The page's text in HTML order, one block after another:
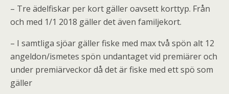
– Tre ädelfiskar per kort gäller oavsett korttyp. Från
och med 1/1 2018 gäller det även familjekort.
– I samtliga sjöar gäller fiske med max två spön alt 12
angeldon/ismetes spön undantaget vid premiärer och
under premiärveckor då det är fiske med ett spö som
gäller